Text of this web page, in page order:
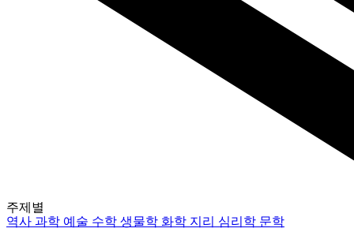
주제별
역사과학 예술 수학생물학 화학 지리 심리학 문학